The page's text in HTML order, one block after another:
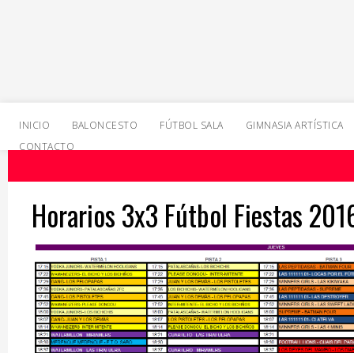
INICIO BALONCESTO FÚTBOL SALA
GIMNASIA ARTÍSTICA
CONTACTO
Horarios 3x3 Fútbol Fiestas